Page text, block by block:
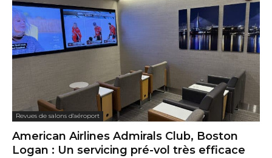
Revues de salons d'aéroport
American Airlines Admirals Club, Boston
Logan : Un servicing pré-vol très efficace